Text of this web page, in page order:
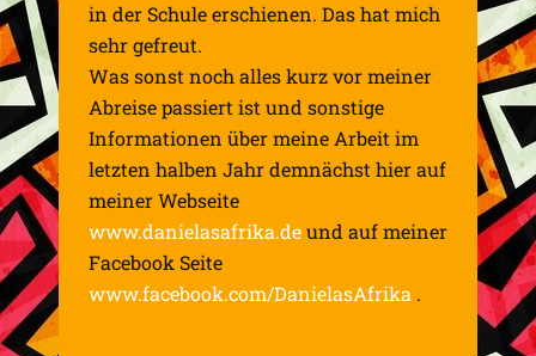
in der Schule erschienen. Das hat mich
sehr gefreut.
Was sonst noch alles kurz vor meiner
Abreise passiert ist und sonstige
Informationen über meine Arbeit im
letzten halben Jahr demnächst hier auf
meiner Webseite
www.danielasafrika.deund auf meiner
Facebook Seite
www.facebook.com/DanielasAfrika .